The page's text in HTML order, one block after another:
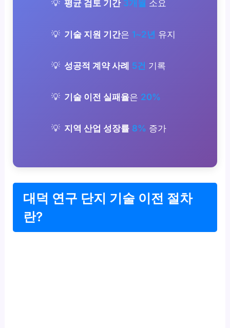
평균 검토 기간 3개월 소요
기술 지원 기간은 1~2년 유지
성공적 계약 사례 5건 기록
기술 이전 실패율은 20%
지역 산업 성장률 8% 증가
대덕 연구 단지 기술 이전 절차
란?